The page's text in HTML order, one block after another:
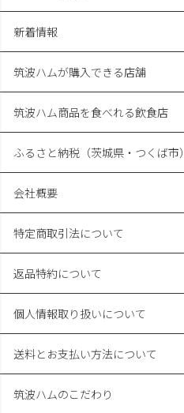
新着情報
筑波ハムが購入できる店舗
筑波ハム商品を食べれる飲食店
ふるさと納税（茨城県・つくば市）
会社概要
特定商取引法について
返品特約について
個人情報取り扱いについて
送料とお支払い方法について
筑波ハムのこだわり